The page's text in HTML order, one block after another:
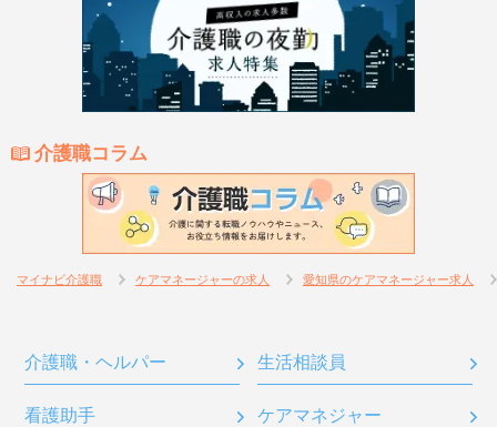
介護職コラム
マイナビ介護職 ケアマネージャーの求人 愛知県のケアマネージャー求人
介護職・ヘルパー 生活相談員
看護助手 ケアマネジャー